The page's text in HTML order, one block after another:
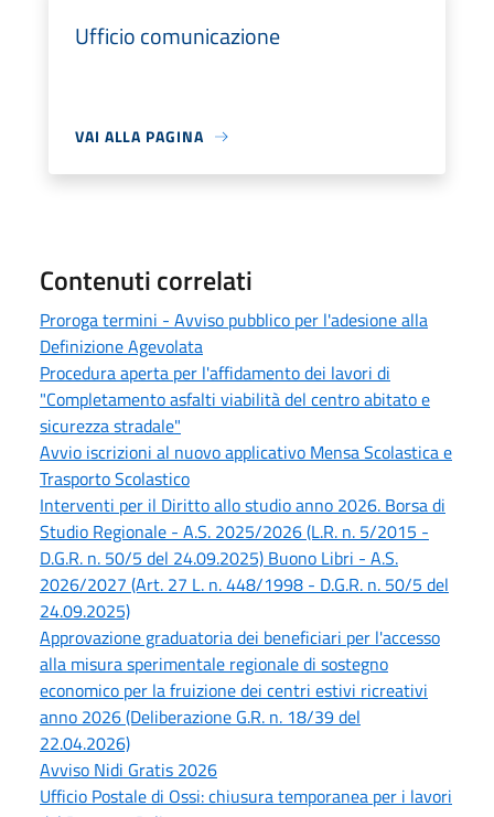
Ufficio comunicazione
VAI ALLA PAGINA
Contenuti correlati
Proroga termini - Avviso pubblico per l'adesione alla
Definizione Agevolata
Procedura aperta per l'affidamento dei lavori di
"Completamento asfalti viabilità del centro abitato e
sicurezza stradale"
Avvio iscrizioni al nuovo applicativo Mensa Scolastica e
Trasporto Scolastico
Interventi per il Diritto allo studio anno 2026. Borsa di
Studio Regionale - A.S. 2025/2026 (L.R. n. 5/2015 -
D.G.R. n. 50/5 del 24.09.2025) Buono Libri - A.S.
2026/2027 (Art. 27 L. n. 448/1998 - D.G.R. n. 50/5 del
24.09.2025)
Approvazione graduatoria dei beneficiari per l'accesso
alla misura sperimentale regionale di sostegno
economico per la fruizione dei centri estivi ricreativi
anno 2026 (Deliberazione G.R. n. 18/39 del
22.04.2026)
Avviso Nidi Gratis 2026
Ufficio Postale di Ossi: chiusura temporanea per i lavori